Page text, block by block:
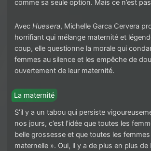
comme sa seule option. Mais ce n’est
Avec Huesera, Michelle Garca Cervera
horrifiant qui mélange maternité et
coup, elle questionne la morale qui
femmes au silence et les empêche de
ouvertement de leur maternité.
La maternité
S’il y a un tabou qui persiste
nos jours, c’est l’idée que toutes les
belle grossesse et que toutes les
maternelle ». Oui, il y a de plus en plus